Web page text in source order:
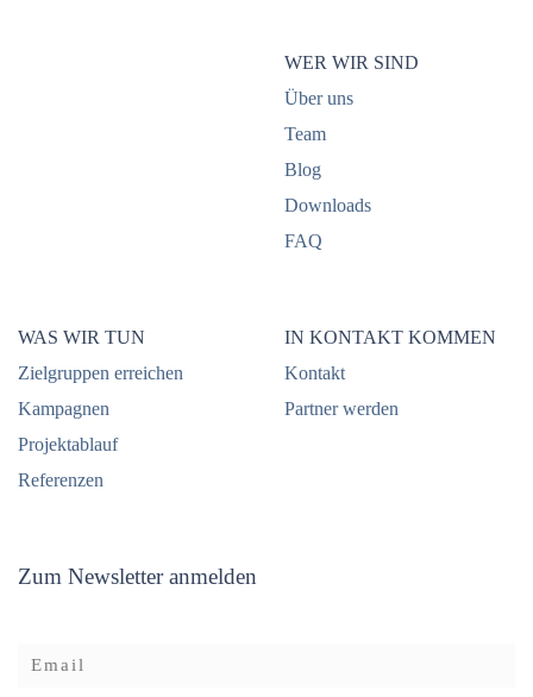
WER WIR SIND
Über uns
Team
Blog
Downloads
FAQ
WAS WIR TUN
Zielgruppen erreichen
Kampagnen
Projektablauf
Referenzen
IN KONTAKT KOMMEN
Kontakt
Partner werden
Zum Newsletter anmelden